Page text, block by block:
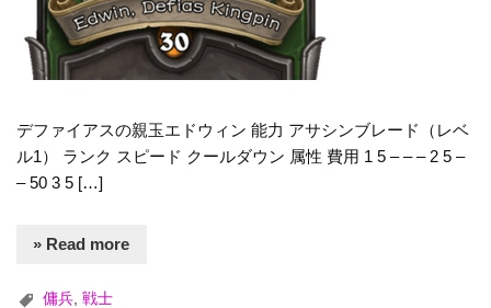
デファイアスの親玉エドウィン 能力 アサシンブレード（レベ
ル1） ランク スピード クールダウン 属性 費用 1 5 – – – 2 5 –
– 50 3 5 […]
» Read more
傭兵 ,戦士